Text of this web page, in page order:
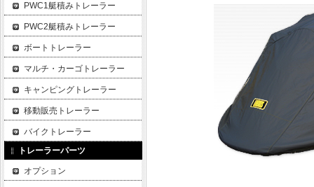
PWC1艇積みトレーラー
PWC2艇積みトレーラー
ボートトレーラー
マルチ・カーゴトレーラー
キャンピングトレーラー
移動販売トレーラー
バイクトレーラー
トレーラーパーツ
オプション